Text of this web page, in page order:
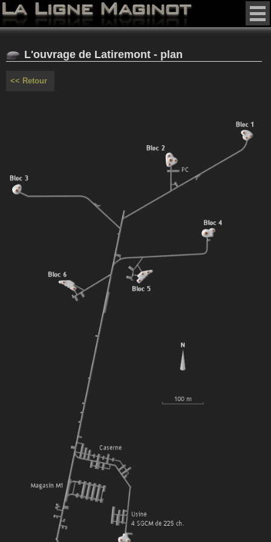
L'ouvrage de Latiremont - plan
<< Retour